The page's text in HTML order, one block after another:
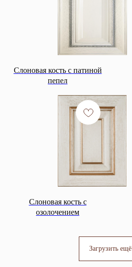
Слоновая кость с патиной
пепел
Слоновая кость с
озолочением
Загрузить ещё